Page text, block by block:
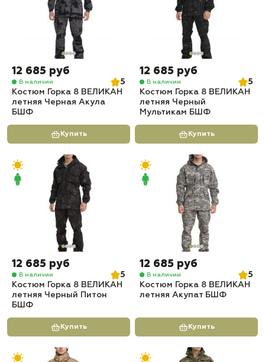
12 685 руб
В наличии
5
Костюм Горка 8 ВЕЛИКАН
летняя Черная Акула
БШФ
Купить
12 685 руб
В наличии
5
Костюм Горка 8 ВЕЛИКАН
летняя Черный
Мультикам БШФ
Купить
12 685 руб
В наличии
5
Костюм Горка 8 ВЕЛИКАН
летняя Черный Питон
БШФ
Купить
12 685 руб
В наличии
5
Костюм Горка 8 ВЕЛИКАН
летняя Акупат БШФ
Купить